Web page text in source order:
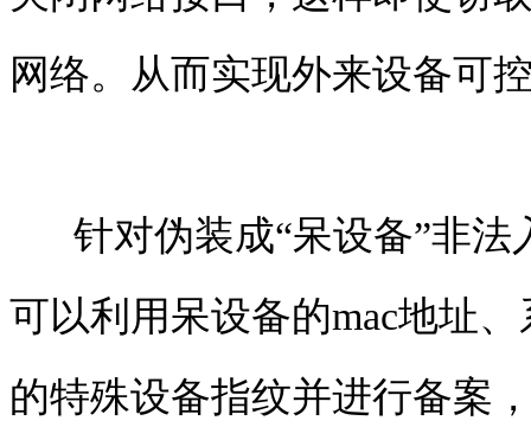
网络。从而实现外来设备可
针对伪装成“呆设备”非法
可以利用呆设备的mac地址
的特殊设备指纹并进行备案